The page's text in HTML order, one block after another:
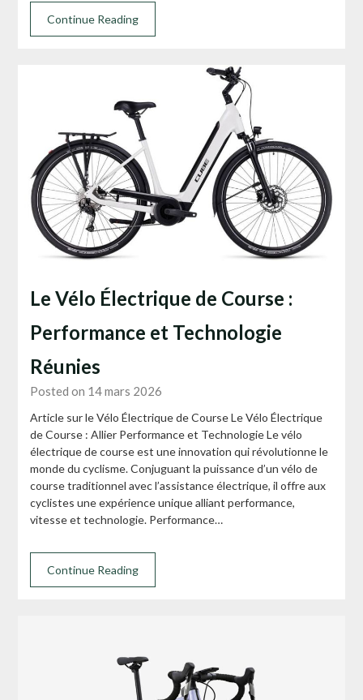
Continue Reading
Le Vélo Électrique de Course :
Performance et Technologie
Réunies
Posted on 14 mars 2026
Article sur le Vélo Électrique de Course Le Vélo Électrique
de Course : Allier Performance et Technologie Le vélo
électrique de course est une innovation qui révolutionne le
monde du cyclisme. Conjuguant la puissance d’un vélo de
course traditionnel avec l’assistance électrique, il offre aux
cyclistes une expérience unique alliant performance,
vitesse et technologie. Performance…
Continue Reading